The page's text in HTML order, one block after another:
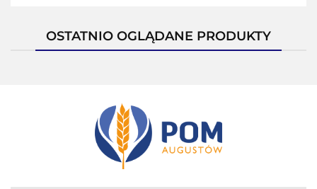
OSTATNIO OGLĄDANE PRODUKTY